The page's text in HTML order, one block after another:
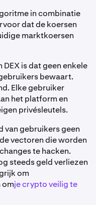
in combinatie
dat de koersen
marktkoersen
is dat geen enkele
bewaart.
Elke gebruiker
het platform en
privésleutels.
van gebruikers geen
vectoren die worden
te hacken.
steeds geld verliezen
om
omje crypto veilig te